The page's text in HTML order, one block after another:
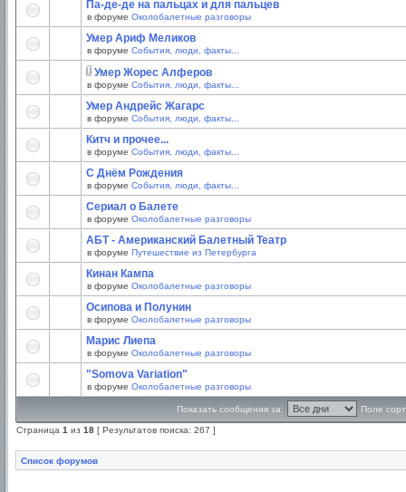
Па-де-де на пальцах и для пальцев
в форуме Околобалетные разговоры
Умер Ариф Меликов
в форуме События, люди, факты...
Умер Жорес Алферов
в форуме События, люди, факты...
Умер Андрейс Жагарс
в форуме События, люди, факты...
Китч и прочее...
в форуме События, люди, факты...
С Днём Рождения
в форуме События, люди, факты...
Сериал о Балете
в форуме Околобалетные разговоры
АБТ - Американский Балетный Театр
в форуме Путешествие из Петербурга
Кинан Кампа
в форуме Околобалетные разговоры
Осипова и Полунин
в форуме Околобалетные разговоры
Марис Лиепа
в форуме Околобалетные разговоры
"Somova Variation"
в форуме Околобалетные разговоры
Показать сообщения за: Поле
Страница 1 из 18 [ Результатов поиска: 267 ]
Список форумов